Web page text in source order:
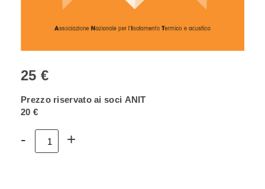
25 €
Prezzo riservato ai soci ANIT
20 €
Volume
- +